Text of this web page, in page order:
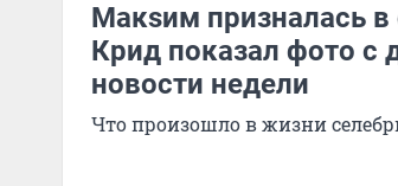
Макsим призналась
Крид показал фото с
новости недели
Что произошло в жизни